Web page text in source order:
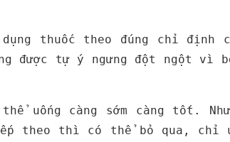
thuốc theo đúng chỉ định
được tự ý ngưng đột ngột vì
uống càng sớm càng tốt.
theo thì có thể bỏ qua, chỉ